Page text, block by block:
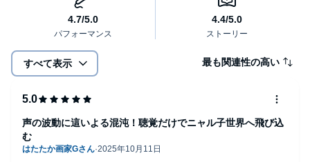
すべて表示 最も関連性の高い
声の波動に這いよる混沌！聴覚だけでニャル子世界へ飛び込
む